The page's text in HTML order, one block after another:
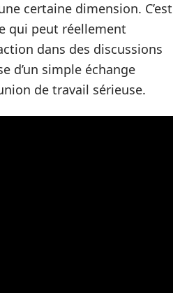
certaine dimension. C’est
qui peut réellement
dans des discussions
d’un simple échange
de travail sérieuse.